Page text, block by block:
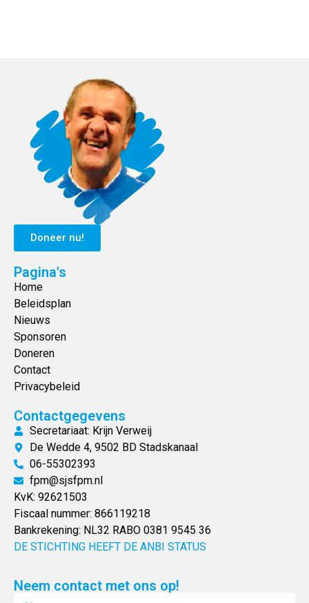
Doneer nu!
Pagina's
Home
Beleidsplan
Nieuws
Sponsoren
Doneren
Contact
Privacybeleid
Contactgegevens
Secretariaat: Krijn Verweij
De Wedde 4, 9502 BD Stadskanaal
06-55302393
fpm@sjsfpm.nl
KvK: 92621503
Fiscaal nummer: 866119218
Bankrekening: NL32 RABO 0381 9545 36
DE STICHTING HEEFT DE ANBI STATUS
Neem contact met ons op!